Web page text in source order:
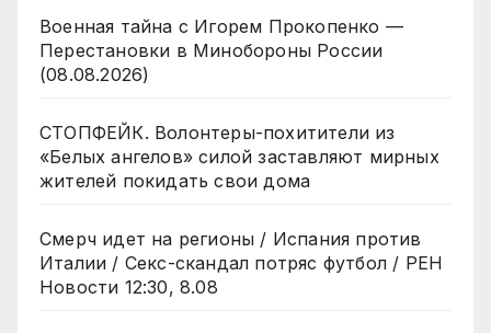
Военная тайна с Игорем Прокопенко —
Перестановки в Минобороны России
(08.08.2026)
СТОПФЕЙК. Волонтеры-похитители из
«Белых ангелов» силой заставляют мирных
жителей покидать свои дома
Смерч идет на регионы / Испания против
Италии / Секс-скандал потряс футбол / РЕН
Новости 12:30, 8.08